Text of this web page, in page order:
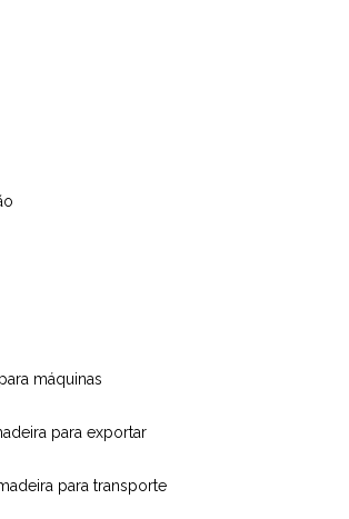
máquinas
para exportar
para transporte